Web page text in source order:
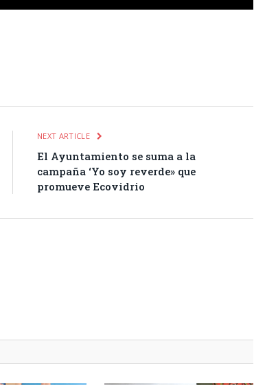
NEXT ARTICLE
El Ayuntamiento se suma a la
campaña ‘Yo soy reverde» que
promueve Ecovidrio